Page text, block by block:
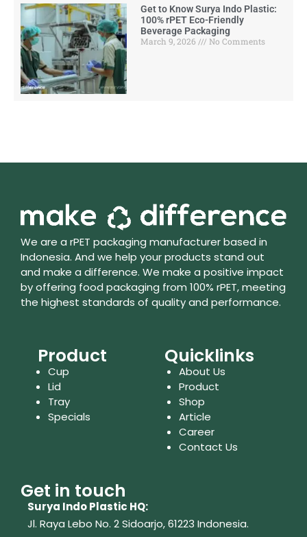
Get to Know Surya Indo Plastic:
100% rPET Eco-Friendly
Beverage Packaging
March 9, 2026
No Comments
We are a rPET packaging manufacturer based in
Indonesia. And we help your products stand out
and make a difference. We make a positive impact
by offering food packaging from 100% rPET, meeting
the highest standards of quality and performance.
Product
Cup
Lid
Tray
Specials
Quicklinks
About Us
Product
Shop
Article
Career
Contact Us
Get in touch
Surya Indo Plastic HQ:
Jl. Raya Lebo No. 2 Sidoarjo, 61223 Indonesia.